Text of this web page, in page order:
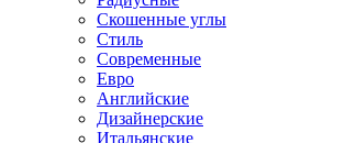
Скошенные углы
Стиль
Современные
Евро
Английские
Дизайнерские
Итальянские